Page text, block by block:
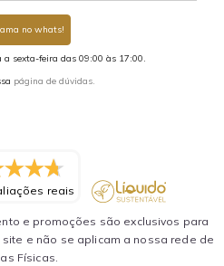
no whats!
a sexta-feira das 09:00 às 17:00.
página de dúvidas.
reais
e promoções são exclusivos para
e não se aplicam a nossa rede de
Físicas.